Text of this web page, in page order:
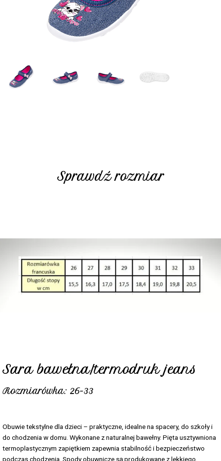
Sprawdź rozmiar
Sara bawełna/termodruk jeans
Rozmiarówka: 26-33
Obuwie tekstylne dla dzieci – praktyczne, idealne na spacery, do szkoły i
do chodzenia w domu. Wykonane z naturalnej bawełny. Pięta usztywniona
termoplastycznym zapiętkiem zapewnia stabilność i bezpieczeństwo
podczas chodzenia. Spody obuwnicze są produkowane z lekkiego,